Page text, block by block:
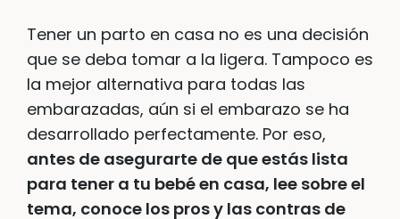
Tener un parto en casa no es una decisión
que se deba tomar a la ligera. Tampoco es
la mejor alternativa para todas las
embarazadas, aún si el embarazo se ha
desarrollado perfectamente. Por eso,
antes de asegurarte de que estás lista
para tener a tu bebé en casa, lee sobre el
tema, conoce los pros y las contras de